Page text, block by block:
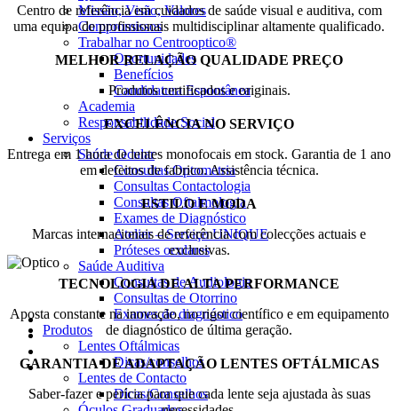
Missão, Visão, Valores
Compromissos
Trabalhar no Centrooptico®
Oportunidades
Benefícios
Candidatura Espontânea
Academia
Responsabilidade Social
Serviços
Saúde Ocular
Consultas Optometria
Consultas Contactologia
Consultas Oftalmologia
Exames de Diagnóstico
Atelier – Serviço UNIQUE
Próteses oculares
Saúde Auditiva
Consultas de Audiologia
Consultas de Otorrino
Exames de diagnóstico
Produtos
Lentes Oftálmicas
Dicas/conselhos
Lentes de Contacto
Dicas/Conselhos
Centro de referência em cuidados de saúde visual e auditiva, com
uma equipa de profissionais multidisciplinar altamente qualificado.
MELHOR RELAÇÃO QUALIDADE PREÇO
Produtos certificados e originais.
EXCELÊNCIA NO SERVIÇO
Entrega em 1 hora de lentes monofocais em stock. Garantia de 1 ano
em defeitos de fabrico. Assistência técnica.
ESTILO E MODA
Marcas internacionais de referência com colecções actuais e
exclusivas.
TECNOLOGIA DE ALTA PERFORMANCE
Aposta constante na inovação, no rigor científico e em equipamento
de diagnóstico de última geração.
GARANTIA DE ADAPTAÇÃO LENTES OFTÁLMICAS
Saber-fazer e perícia para que cada lente seja ajustada às suas